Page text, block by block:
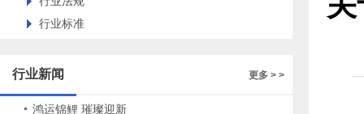
行业标准
更多 > >
行业新闻
鸿运锦鲤 璀璨迎新